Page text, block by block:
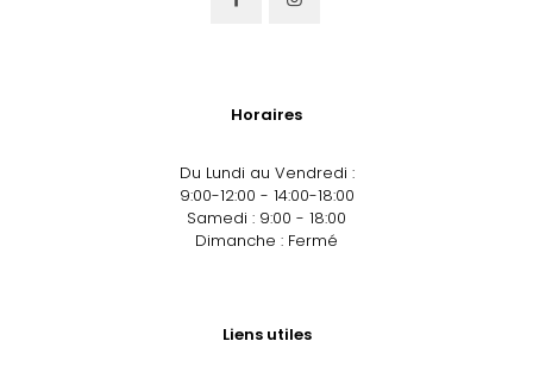
Horaires
Du Lundi au Vendredi :
9:00-12:00 - 14:00-18:00
Samedi : 9:00 - 18:00
Dimanche : Fermé
Liens utiles